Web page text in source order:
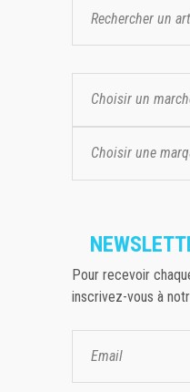
Choisir un
Choisir une
Pour recevoir
inscrivez-vous à